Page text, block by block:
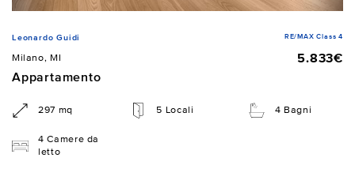
Leonardo Guidi RE/MAX Class 4
Milano, MI
5.833€
Appartamento
297 mq 5 Locali 4 Bagni
4 Camere da
letto